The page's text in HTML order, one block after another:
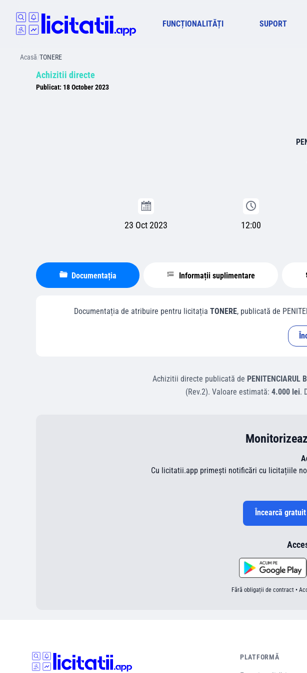
FUNCȚIONALITĂȚI SUPORT
Acasă/TONERE
Achizitii directe
Publicat: 18 October 2023
23 Oct 2023 12:00
Documentația Informații suplimentare
Documentația de atribuire pentru licitația TONERE, publicată de
Achizitii directe publicată de PENITENCIARUL
(Rev.2). Valoare estimată: 4.000 lei.
Cu licitatii.app primești notificări cu licitațiile
Încearcă
Fără obligații de contract •
PLATFORMĂ